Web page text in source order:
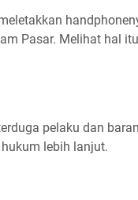
Pasar. Melihat hal
pelaku dan
lebih lanjut.